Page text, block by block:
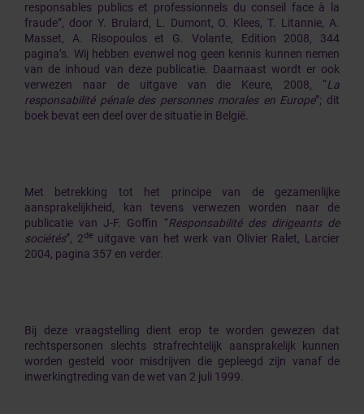
responsables publics et professionnels du conseil face à la
fraude”, door Y. Brulard, L. Dumont, O. Klees, T. Litannie, A.
Masset, A. Risopoulos et G. Volante, Edition 2008, 344
pagina’s. Wij hebben evenwel nog geen kennis kunnen nemen
van de inhoud van deze publicatie. Daarnaast wordt er ook
verwezen naar de uitgave van die Keure, 2008, “La
responsabilité pénale des personnes morales en Europe”; dit
boek bevat een deel over de situatie in België.
Met betrekking tot het principe van de gezamenlijke
aansprakelijkheid, kan tevens verwezen worden naar de
publicatie van J-F. Goffin “Responsabilité des dirigeants de
sociétés”, 2de uitgave van het werk van Olivier Ralet, Larcier
2004, pagina 357 en verder.
Bij deze vraagstelling dient erop te worden gewezen dat
rechtspersonen slechts strafrechtelijk aansprakelijk kunnen
worden gesteld voor misdrijven die gepleegd zijn vanaf de
inwerkingtreding van de wet van 2 juli 1999.